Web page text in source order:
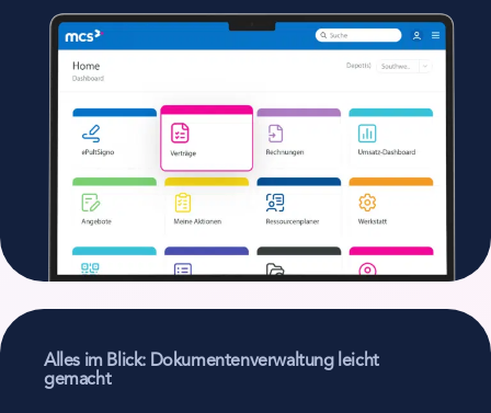
Alles im Blick: Dokumentenverwaltung leicht
gemacht